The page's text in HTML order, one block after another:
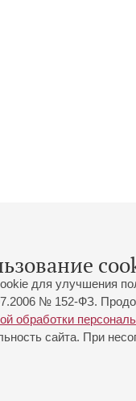
для улучшения
№ 152-ФЗ.
обработки
сайта. При